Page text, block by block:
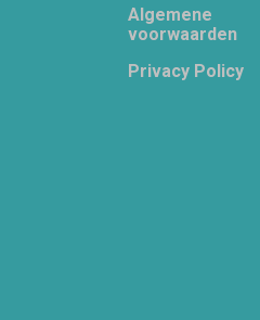
Footer
Algemene
voorwaarden
Privacy Policy